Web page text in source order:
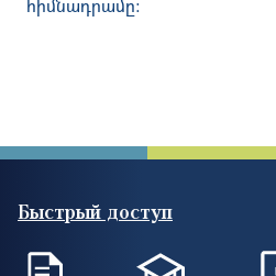
հիմնադրամը։
Быстрый доступ